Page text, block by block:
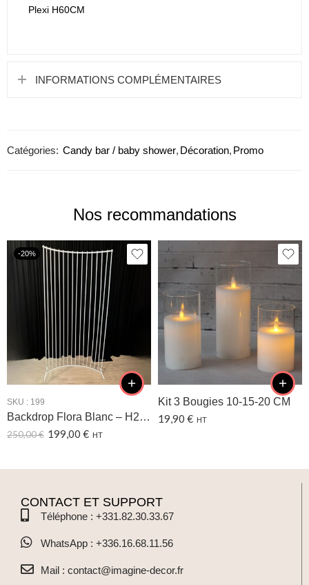
Plexi H60CM
INFORMATIONS COMPLÉMENTAIRES
Catégories: Candy bar / baby shower, Décoration, Promo
Nos recommandations
-20%
SKU : 199
Backdrop Flora Blanc – H240 CM
250,00€ 199,00 € HT
Kit 3 Bougies 10-15-20 CM
19,90 € HT
CONTACT ET SUPPORT
Téléphone : +331.82.30.33.67
WhatsApp : +336.16.68.11.56
Mail : contact@imagine-decor.fr